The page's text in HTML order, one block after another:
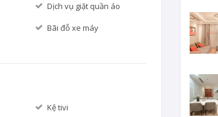
Dịch vụ giặt quần áo
Bãi đỗ xe máy
Kệ tivi